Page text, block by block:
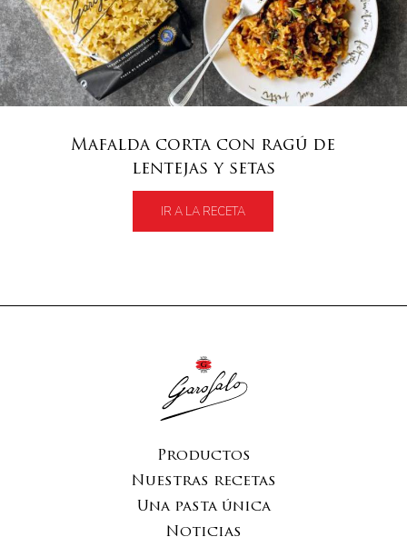
Mafalda corta con ragú de
lentejas y setas
IR A LA RECETA
Productos
Nuestras recetas
Una pasta única
Noticias